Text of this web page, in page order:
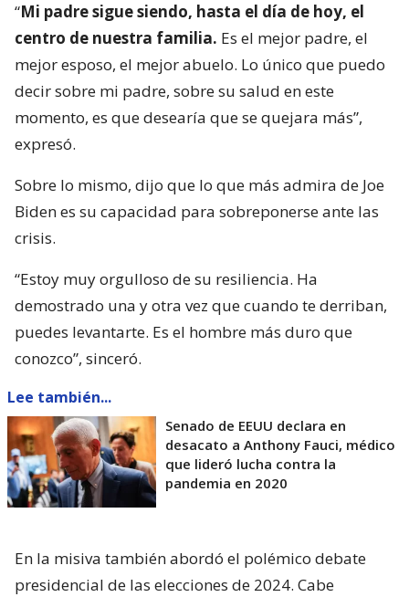
“Mi padre sigue siendo, hasta el día de hoy, el
centro de nuestra familia. Es el mejor padre, el
mejor esposo, el mejor abuelo. Lo único que puedo
decir sobre mi padre, sobre su salud en este
momento, es que desearía que se quejara más”,
expresó.
Sobre lo mismo, dijo que lo que más admira de Joe
Biden es su capacidad para sobreponerse ante las
crisis.
“Estoy muy orgulloso de su resiliencia. Ha
demostrado una y otra vez que cuando te derriban,
puedes levantarte. Es el hombre más duro que
conozco”, sinceró.
Lee también...
Senado de EEUU declara en
desacato a Anthony Fauci, médico
que lideró lucha contra la
pandemia en 2020
En la misiva también abordó el polémico debate
presidencial de las elecciones de 2024. Cabe